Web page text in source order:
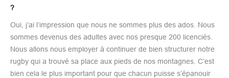
?
Oui, j’ai l’impression que nous ne sommes plus des ados. Nous
sommes devenus des adultes avec nos presque 200 licenciés.
Nous allons nous employer à continuer de bien structurer notre
rugby qui a trouvé sa place aux pieds de nos montagnes. C’est
bien cela le plus important pour que chacun puisse s’épanouir